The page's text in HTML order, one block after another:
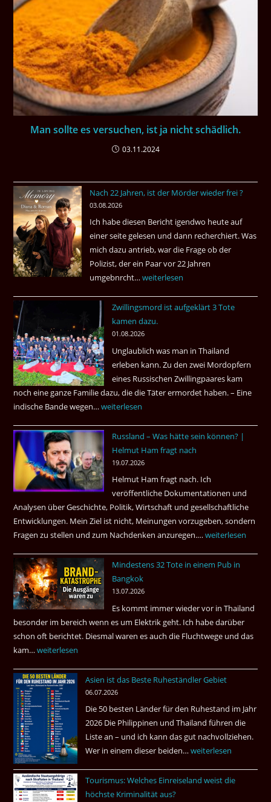
Man sollte es versuchen, ist ja nicht schädlich.
03.11.2024
Nach 22 Jahren, ist der Mörder wieder frei ?
03.08.2026
Ich habe diesen Bericht igendwo heute auf
einer seite gelesen und dann recherchiert. Was
mich dazu antrieb, war die Frage ob der
Polizist, der ein Paar vor 22 Jahren
umgebnrcht…Nach
Jahren,
ist
der
Mörder
wieder
frei
?
weiterlesen
Zwillingsmord ist aufgeklärt 3 Tote
kamen dazu.
01.08.2026
Unglaublich was man in Thailand
erleben kann. Zu den zwei Mordopfern
eines Russischen Zwillingpaares kam
noch eine ganze Familie dazu, die die Täter ermordet haben. – Eine
indische Bande wegen…Zwillingsmord
aufgeklärt
3
Tote
kamen
dazu.
weiterlesen
Russland – Was hätte sein können? |
Helmut Ham fragt nach
19.07.2026
Helmut Ham fragt nach. Ich
veröffentliche Dokumentationen und
Analysen über Geschichte, Politik, Wirtschaft und gesellschaftliche
Entwicklungen. Mein Ziel ist nicht, Meinungen vorzugeben, sondern
Fragen zu stellen und zum Nachdenken anzuregen.…Russland
Was
können?
|
Helmut
fragt
nach
weiterlesen
Mindestens 32 Tote in einem Pub in
Bangkok
13.07.2026
Es kommt immer wieder vor in Thailand
besonder im bereich wenn es um Elektrik geht. Ich habe darüber
schon oft berichtet. Diesmal waren es auch die Fluchtwege und das
kam…Mindestens
Tote
einem
Pub
Bangkok
weiterlesen
Asien ist das Beste Ruheständler Gebiet
06.07.2026
Die 50 besten Länder für den Ruhestand im Jahr
2026 Die Philippinen und Thailand führen die
Liste an – und ich kann das gut nachvollziehen.
Wer in einem dieser beiden…Asien
das
weiterlesen
Tourismus: Welches Einreiseland weist die
höchste Kriminalität aus?